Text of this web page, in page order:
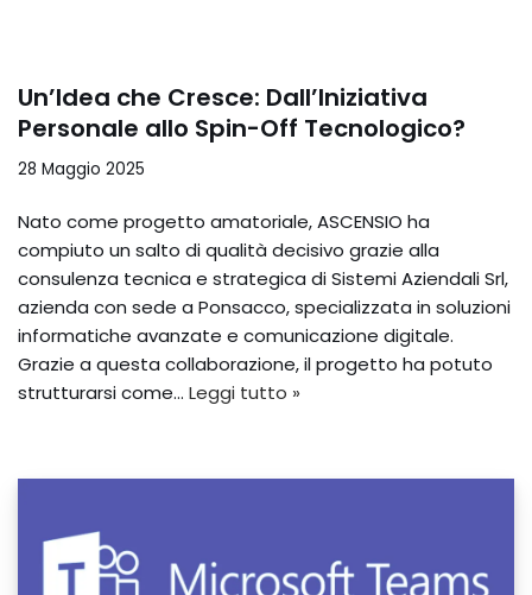
Un’Idea che Cresce: Dall’Iniziativa
Personale allo Spin-Off Tecnologico?
28 Maggio 2025
Nato come progetto amatoriale, ASCENSIO ha
compiuto un salto di qualità decisivo grazie alla
consulenza tecnica e strategica di Sistemi Aziendali Srl,
azienda con sede a Ponsacco, specializzata in soluzioni
informatiche avanzate e comunicazione digitale.
Grazie a questa collaborazione, il progetto ha potuto
strutturarsi come… Leggi tutto »